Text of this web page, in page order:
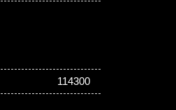
114300